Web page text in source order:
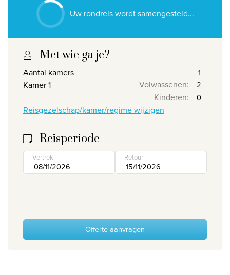
Bekijk alle promoties
Over Travelworld
Wie zijn wij
Waarom Travelworld
Contacteer ons
Nuttige links
Uw rondreis wordt samengesteld...
Met wie ga je?
Aantal kamers
Kamer 1
Volwassenen:
Kinderen:
Reisgezelschap/kamer/regime wijzigen
Reisperiode
Vertrek Retour
Offerte aanvragen